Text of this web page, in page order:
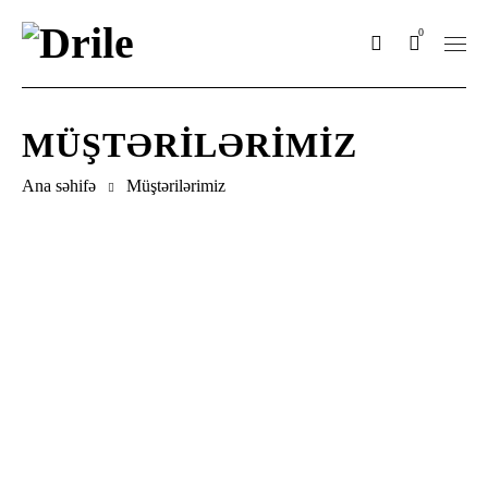
0
Ana səhifə Müştərilərimiz
MÜŞTƏRILƏRIMIZ